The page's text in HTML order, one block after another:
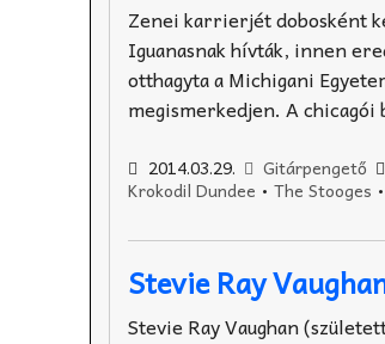
Zenei karrierjét dobosként
Iguanasnak hívták, innen
otthagyta a Michigani
megismerkedjen. A chicagói
2014.03.29. Gitárpengető
Krokodil Dundee •The Stooges
Stevie Ray
Stevie Ray Vaughan